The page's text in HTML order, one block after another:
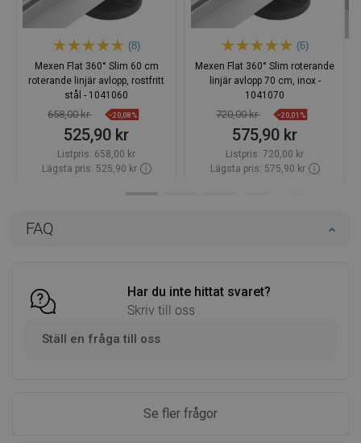
FAQ
Har du inte hittat svaret?
Skriv till oss
Ställ en fråga till oss
Se fler frågor
(8)
Mexen Flat 360° Slim 60 cm
roterande linjär avlopp, rostfritt
stål - 1041060
658,00 kr −20,08%
525,90 kr
Listpris: 658,00 kr
Lägsta pris: 525,90 kr
(6)
Mexen Flat 360° Slim roterande
linjär avlopp 70 cm, inox -
1041070
720,00 kr −20,01%
575,90 kr
Listpris: 720,00 kr
Lägsta pris: 575,90 kr